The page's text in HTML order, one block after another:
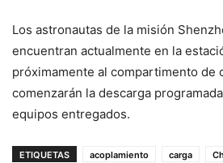
Los astronautas de la misión
encuentran actualmente en la
próximamente al compartimento de
comenzarán la descarga
equipos entregados.
ETIQUETAS acoplamiento carga